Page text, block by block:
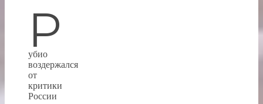
Р
убио
воздержался
от
критики
России